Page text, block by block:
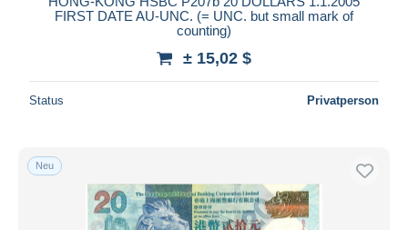
FIRST DATE AU-UNC. (= UNC. but small mark of
counting)
± 15,02 $
Status Privatperson
Neu